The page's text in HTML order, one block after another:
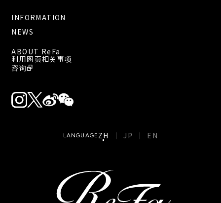
INFORMATION
NEWS
ABOUT ReFa
利用网页相关事项
咨询
LANGUAGE ZH JP EN